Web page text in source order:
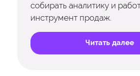
собирать аналитику и
инструмент продаж.
Читать далее